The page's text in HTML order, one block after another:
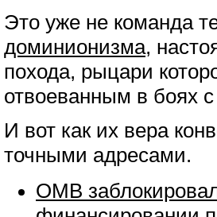
Это уже не команда
доминионизма,
похода, рыцари
отвоеванным в боях
И вот как их вера
точными адресами.
OMB